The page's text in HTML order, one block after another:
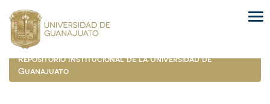
navigation
Repositorio Institucional de la Universidad de
Guanajuato